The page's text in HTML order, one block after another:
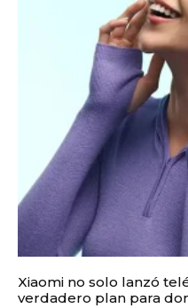
Xiaomi no solo lanzó
verdadero plan para